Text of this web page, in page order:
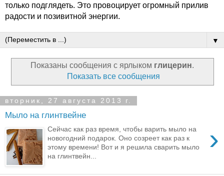
только подглядеть. Это провоцирует огромный прилив
радости и позивитной энергии.
▼
Показаны сообщения с ярлыком глицерин.
Показать все сообщения
вторник, 27 августа 2013 г.
Мыло на глинтвейне
›
Сейчас как раз время, чтобы варить мыло на
новогодний подарок. Оно созреет как раз к
этому времени! Вот и я решила сварить мыло
на глинтвейн...